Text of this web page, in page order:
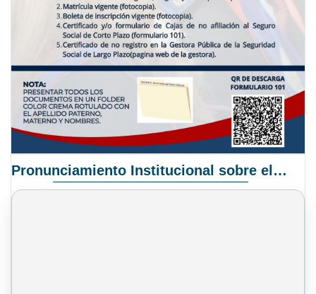
Pronunciamiento Institucional sobre el Proyecto de Ley N° 068/2025-2026 C.S.